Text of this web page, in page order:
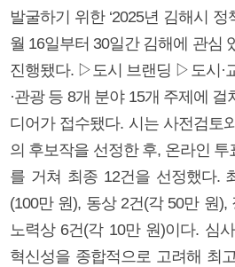
발굴하기 위한 ‘2025년 김해시 정
월 16일부터 30일간 김해에 관심
진행됐다. ▷도시 브랜딩 ▷도시·
·관광 등 8개 분야 15개 주제에
디어가 접수됐다. 시는 사전검토
의 후보작을 선정한 후, 온라인
를 거쳐 최종 12건을 선정했다.
(100만 원), 동상 2건(각 50만 원),
노력상 6건(각 10만 원)이다. 심
혁신성을 종합적으로 고려해 최